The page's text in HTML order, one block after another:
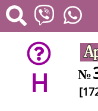
H №